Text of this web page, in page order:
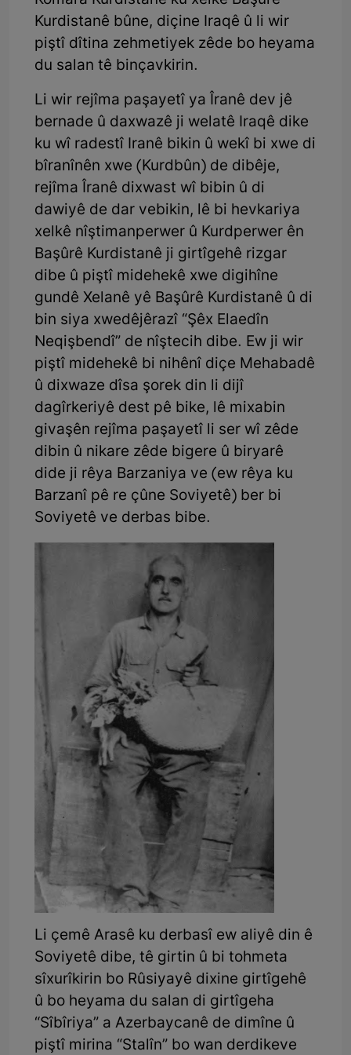
Kurdistanê bûne, diçine Iraqê û li wir
piştî dîtina zehmetiyek zêde bo heyama
du salan tê binçavkirin.
Li wir rejîma paşayetî ya Îranê dev jê
bernade û daxwazê ji welatê Iraqê dike
ku wî radestî Iranê bikin û wekî bi xwe di
bîranînên xwe (Kurdbûn) de dibêje,
rejîma Îranê dixwast wî bibin û di
dawiyê de dar vebikin, lê bi hevkariya
xelkê nîştimanperwer û Kurdperwer ên
Başûrê Kurdistanê ji girtîgehê rizgar
dibe û piştî midehekê xwe digihîne
gundê Xelanê yê Başûrê Kurdistanê û di
bin siya xwedêjêrazî “Şêx Elaedîn
Neqişbendî” de nîştecih dibe. Ew ji wir
piştî midehekê bi nihênî diçe Mehabadê
û dixwaze dîsa şorek din li dijî
dagîrkeriyê dest pê bike, lê mixabin
givaşên rejîma paşayetî li ser wî zêde
dibin û nikare zêde bigere û biryarê
dide ji rêya Barzaniya ve (ew rêya ku
Barzanî pê re çûne Soviyetê) ber bi
Soviyetê ve derbas bibe.
Li çemê Arasê ku derbasî ew aliyê din ê
Soviyetê dibe, tê girtin û bi tohmeta
sîxurîkirin bo Rûsiyayê dixine girtîgehê
û bo heyama du salan di girtîgeha
“Sîbîriya” a Azerbaycanê de dimîne û
piştî mirina “Stalîn” bo wan derdikeve